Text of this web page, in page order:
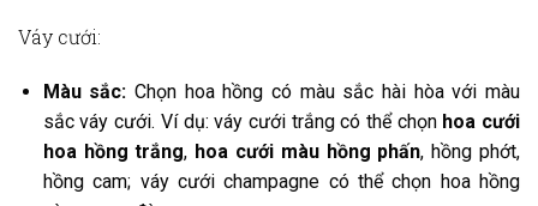
Váy cưới:
Màu sắc: Chọn hoa hồng có màu sắc hài hòa với màu
sắc váy cưới. Ví dụ: váy cưới trắng có thể chọn hoa cưới
hoa hồng trắng, hoa cưới màu hồng phấn, hồngphớt,
hồng cam; váy cưới champagne có thể chọn hoa hồng